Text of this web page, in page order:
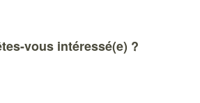
vous intéressé(e) ?